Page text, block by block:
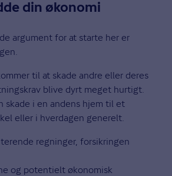
din økonomi
argument for at starte her er
til at skade andre eller deres
blive dyrt meget hurtigt.
skade i en andens hjem til et
eller i hverdagen generelt.
regninger, forsikringen
og potentielt økonomisk